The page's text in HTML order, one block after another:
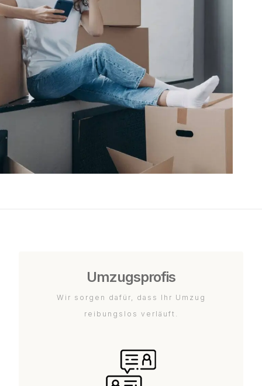
Umzugsprofis
Wir sorgen dafür, dass Ihr Umzug
reibungslos verläuft.